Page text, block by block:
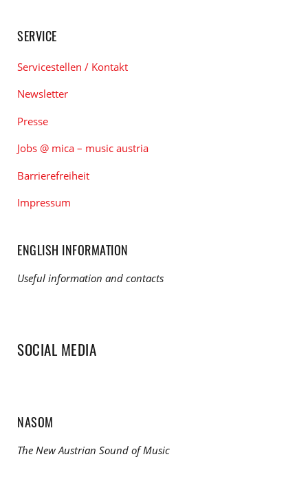
SERVICE
Servicestellen / Kontakt
Newsletter
Presse
Jobs @ mica – music austria
Barrierefreiheit
Impressum
ENGLISH INFORMATION
Useful information and contacts
SOCIAL MEDIA
NASOM
The New Austrian Sound of Music